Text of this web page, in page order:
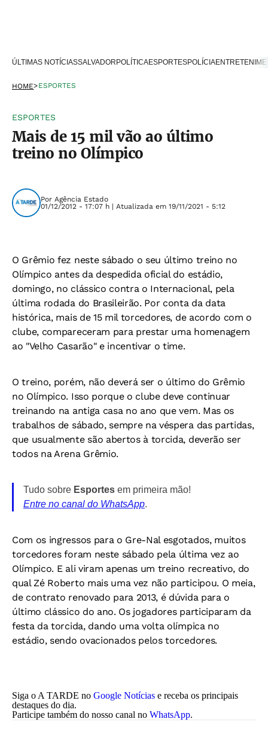
ÚLTIMAS NOTÍCIASSALVADOR POLÍTICAESPORTESPOLÍCIA
HOME>ESPORTES
ESPORTES
Mais de 15 mil vão ao último
treino no Olímpico
Por Agência Estado
01/12/2012 - 17:07 h | Atualizada em 19/11/2021 - 5:12
O Grêmio fez neste sábado o seu último treino no
Olímpico antes da despedida oficial do estádio,
domingo, no clássico contra o Internacional, pela
última rodada do Brasileirão. Por conta da data
histórica, mais de 15 mil torcedores, de acordo com o
clube, compareceram para prestar uma homenagem
ao "Velho Casarão" e incentivar o time.
O treino, porém, não deverá ser o último do Grêmio
no Olímpico. Isso porque o clube deve continuar
treinando na antiga casa no ano que vem. Mas os
trabalhos de sábado, sempre na véspera das partidas,
que usualmente são abertos à torcida, deverão ser
todos na Arena Grêmio.
Tudo sobre Esportes em primeira mão!
Entre no canal do WhatsApp.
Com os ingressos para o Gre-Nal esgotados, muitos
torcedores foram neste sábado pela última vez ao
Olímpico. E ali viram apenas um treino recreativo, do
qual Zé Roberto mais uma vez não participou. O meia,
de contrato renovado para 2013, é dúvida para o
último clássico do ano. Os jogadores participaram da
festa da torcida, dando uma volta olímpica no
estádio, sendo ovacionados pelos torcedores.
Siga o A TARDE no Google Notícias e receba os principais
destaques do dia.
Participe também do nosso canal no WhatsApp.